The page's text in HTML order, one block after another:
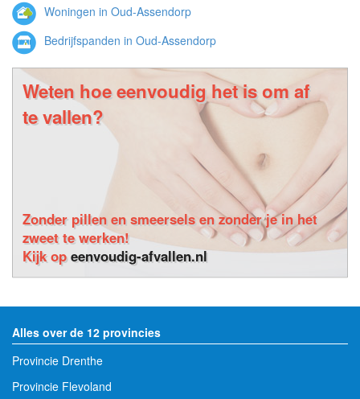
Woningen in Oud-Assendorp
Bedrijfspanden in Oud-Assendorp
Weten hoe eenvoudig het is om af
te vallen?
Zonder pillen en smeersels en zonder je in het
zweet te werken!
Kijk opeenvoudig-afvallen.nl
Alles over de 12 provincies
Provincie Drenthe
Provincie Flevoland